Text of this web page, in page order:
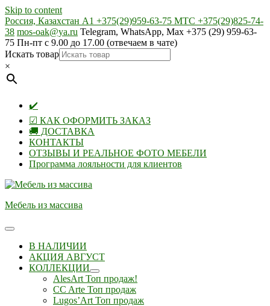
Skip to content
Россия, Казахстан А1 +375(29)959-63-75 МТС +375(29)825-74-
38 mos-oak@ya.ru Telegram, WhatsApp, Max +375 (29) 959-63-
75 Пн-пт с 9.00 до 17.00 (отвечаем в чате)
Искать товар
×
✔️
☑ КАК ОФОРМИТЬ ЗАКАЗ
🚚 ДОСТАВКА
КОНТАКТЫ
ОТЗЫВЫ И РЕАЛЬНОЕ ФОТО МЕБЕЛИ
Программа лояльности для клиентов
Мебель из массива
В НАЛИЧИИ
АКЦИЯ АВГУСТ
КОЛЛЕКЦИИ
AlesArt Топ продаж!
CC Arte Топ продаж
Lugos’Art Топ продаж